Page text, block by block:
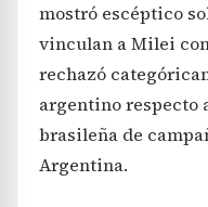
mostró escéptico
vinculan a Milei
rechazó
argentino respecto
brasileña de
Argentina.